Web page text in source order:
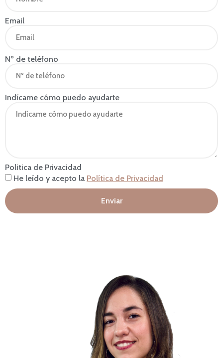
Email
Nº de teléfono
Indícame cómo puedo ayudarte
Politica de Privacidad
He leído y acepto la Política de Privacidad
Enviar